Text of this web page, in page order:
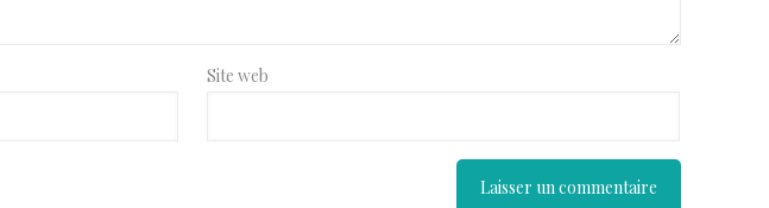
Site web